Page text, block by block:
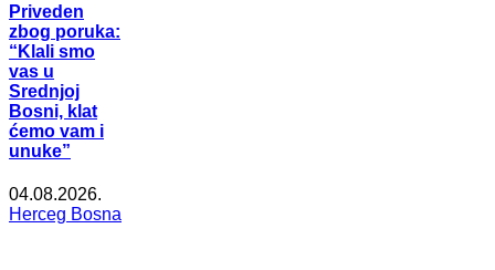
Priveden
zbog poruka:
“Klali smo
vas u
Srednjoj
Bosni, klat
ćemo vam i
unuke”
04.08.2026.
Herceg Bosna